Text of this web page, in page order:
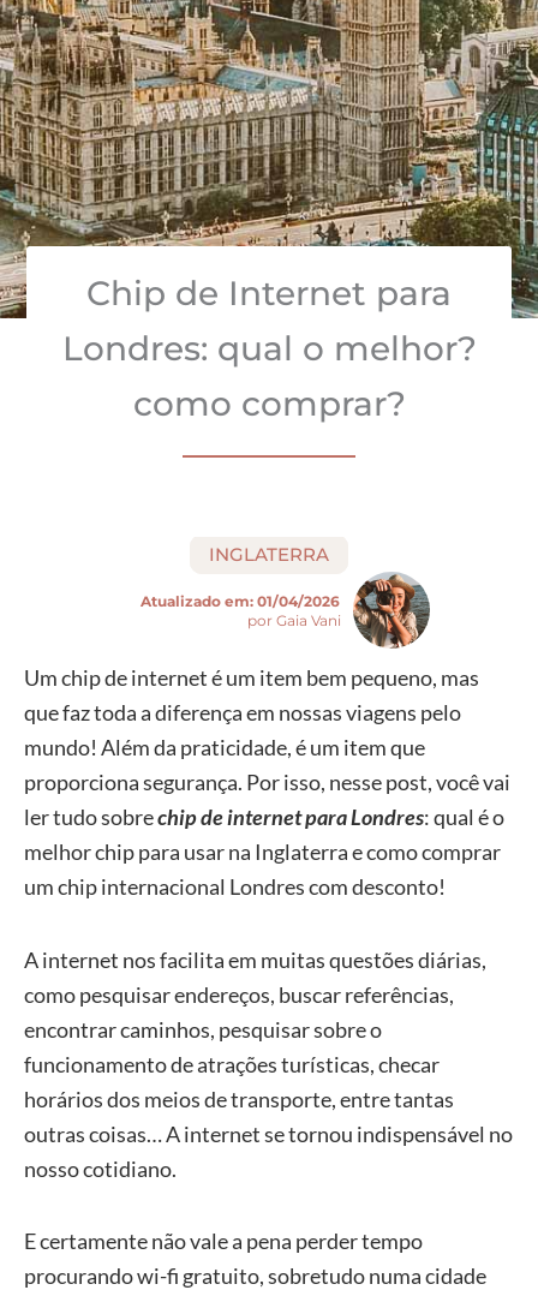
Chip de Internet para
Londres: qual o melhor?
como comprar?
INGLATERRA
Atualizado em: 01/04/2026
por Gaia Vani
Um chip de internet é um item bem pequeno, mas
que faz toda a diferença em nossas viagens pelo
mundo! Além da praticidade, é um item que
proporciona segurança. Por isso, nesse post, você vai
ler tudo sobrechip de internet para Londres: qual é o
melhor chip para usar na Inglaterra e como comprar
um chip internacional Londres com desconto!
A internet nos facilita em muitas questões diárias,
como pesquisar endereços, buscar referências,
encontrar caminhos, pesquisar sobre o
funcionamento de atrações turísticas, checar
horários dos meios de transporte, entre tantas
outras coisas… A internet se tornou indispensável no
nosso cotidiano.
E certamente não vale a pena perder tempo
procurando wi-fi gratuito, sobretudo numa cidade